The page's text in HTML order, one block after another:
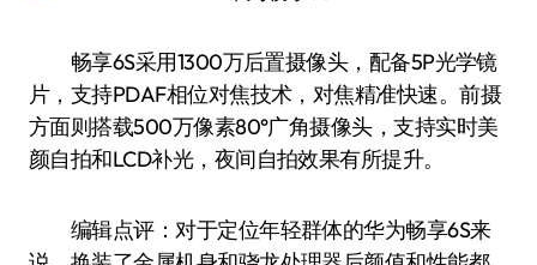
畅享6S采用1300万后置摄像头，配备5P光学镜
片，支持PDAF相位对焦技术，对焦精准快速。前摄
方面则搭载500万像素80°广角摄像头，支持实时美
颜自拍和LCD补光，夜间自拍效果有所提升。
编辑点评：对于定位年轻群体的华为畅享6S来